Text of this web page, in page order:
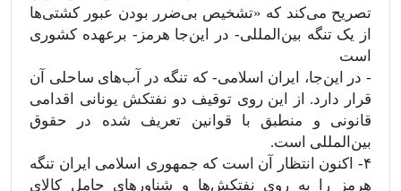
تصریح می‌کند که «‌تشخیص بی‌ضرر بودن عبور کشتی‌ها
از یک تنگه بین‌المللی- در این‌جا هرمز- برعهده کشوری
است
- در این‌جا، ایران اسلامی- که تنگه در آب‌های ساحلی آن
قرار دارد. از این روی توقیف دو نفتکش یونانی اقدامی
قانونی و منطبق با قوانین تعریف شده در حقوق
بین‌المللی است.
۴- اکنون انتظار آن است که جمهوری اسلامی ایران تنگه
هرمز را به روی نفتکش‌ها و شناورهای حامل کالای